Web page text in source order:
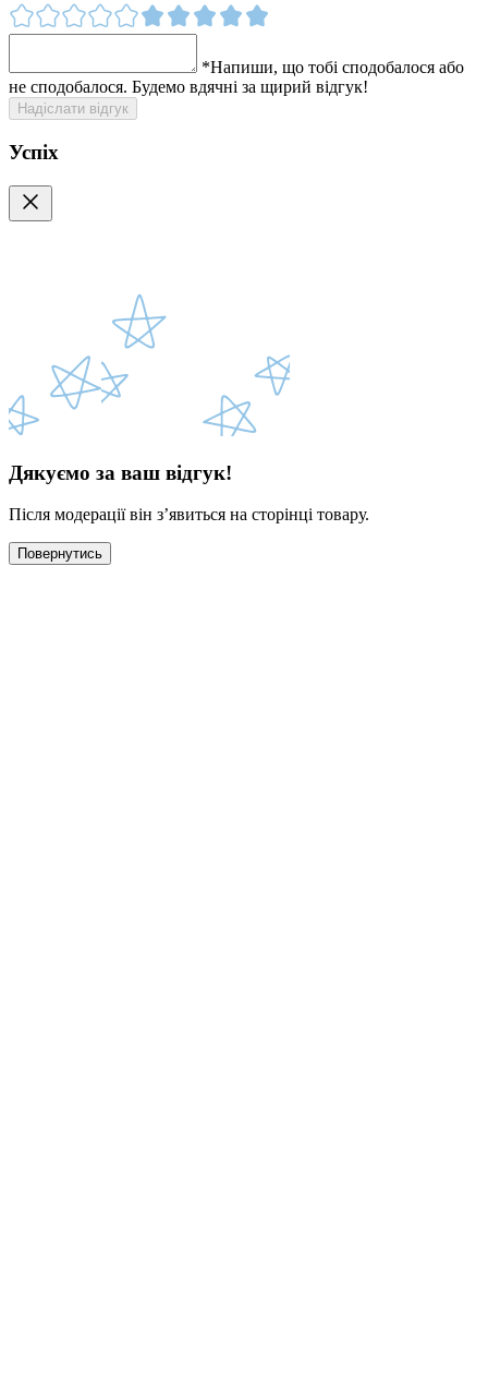
*Напиши, що тобі сподобалося або
не сподобалося. Будемо вдячні за щирий відгук!
Надіслати відгук
Успіх
Дякуємо за ваш відгук!
Після модерації він з’явиться на сторінці товару.
Повернутись